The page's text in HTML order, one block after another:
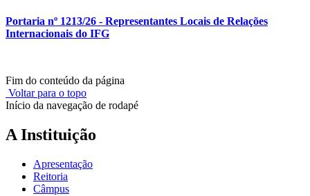
Portaria nº 1213/26 - Representantes Locais de Relações
Internacionais do IFG
Fim do conteúdo da página
Voltar para o topo
Início da navegação de rodapé
A Instituição
Apresentação
Reitoria
Câmpus